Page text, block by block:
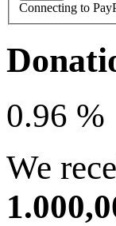
Connecting to
0.96 %
We